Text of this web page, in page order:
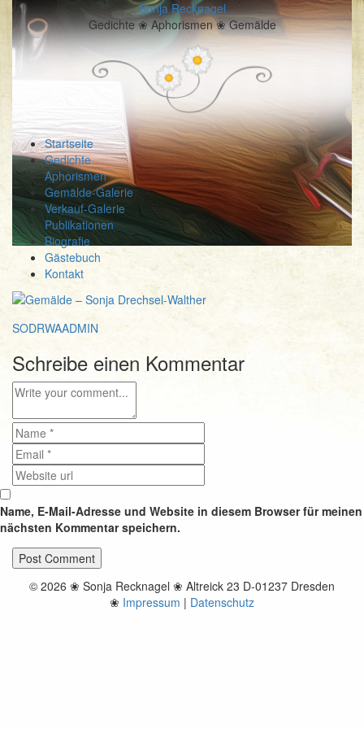
Sonja Recknagel
Gedichte ❀ Aphorismen ❀ Gemälde
Startseite
Gedichte
Aphorismen
Gemälde-Galerie
Verkauf-Galerie
Publikationen
Biografie
Gästebuch
Kontakt
SODRWAADMIN
Schreibe einen Kommentar
Name, E-Mail-Adresse und Website in diesem Browser für meinen
nächsten Kommentar speichern.
© 2026 ❀ Sonja Recknagel ❀ Altreick 23 D-01237 Dresden
❀ Impressum | Datenschutz